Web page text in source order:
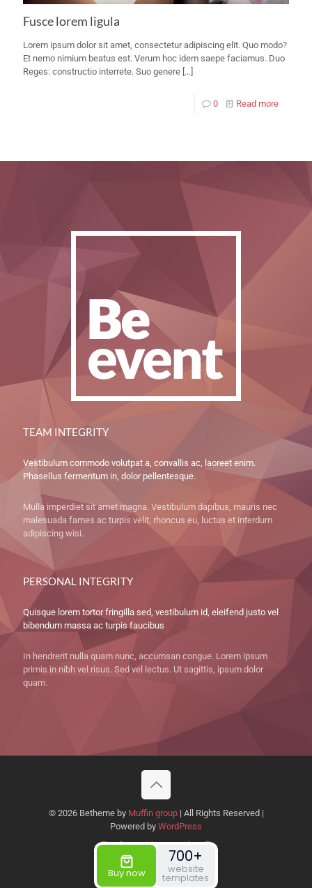
Fusce lorem ligula
Lorem ipsum dolor sit amet, consectetur adipiscing elit. Quo modo?
Et nemo nimium beatus est. Verum hoc idem saepe faciamus. Duo
Reges: constructio interrete. Suo genere […]
0 Read more
TEAM INTEGRITY
Vestibulum commodo volutpat a, convallis ac, laoreet enim.
Phasellus fermentum in, dolor pellentesque.
Mulla imperdiet sit amet magna. Vestibulum dapibus, mauris nec
malesuada fames ac turpis velit, rhoncus eu, luctus et interdum
adipiscing wisi.
PERSONAL INTEGRITY
Quisque lorem tortor fringilla sed, vestibulum id, eleifend justo vel
bibendum massa ac turpis faucibus
In hendrerit nulla quam nunc, accumsan congue. Lorem ipsum
primis in nibh vel risus. Sed vel lectus. Ut sagittis, ipsum dolor
quam.
© 2026 Betheme by Muffin group| All Rights Reserved |
Powered by WordPress
Buy now
700+
website
templates